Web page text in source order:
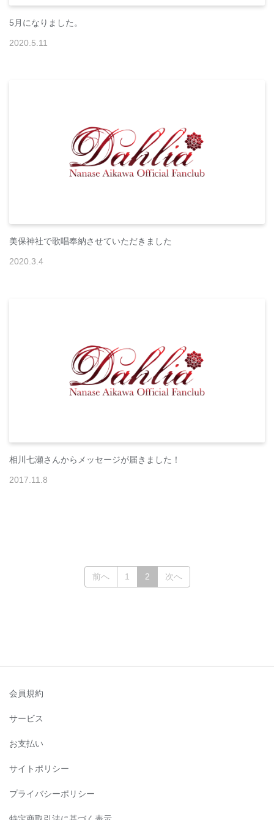
5月になりました。
2020 5 11
美保神社で歌唱奉納させていただきました
2020 3 4
相川七瀬さんからメッセージが届きました！
2017 11 8
前へ 1 2(current)
次へ
会員規約
サービス
お支払い
サイトポリシー
プライバシーポリシー